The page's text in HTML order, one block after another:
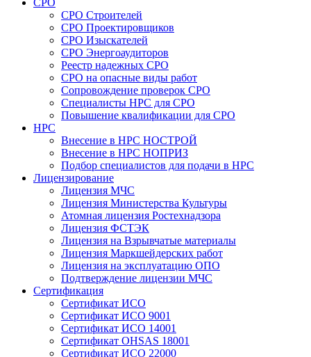
СРО
СРО Строителей
СРО Проектировщиков
СРО Изыскателей
СРО Энергоаудиторов
Реестр надежных СРО
СРО на опасные виды работ
Сопровождение проверок СРО
Специалисты НРС для СРО
Повышение квалификации для СРО
НРС
Внесение в НРС НОСТРОЙ
Внесение в НРС НОПРИЗ
Подбор специалистов для подачи в НРС
Лицензирование
Лицензия МЧС
Лицензия Министерства Культуры
Атомная лицензия Ростехнадзора
Лицензия ФСТЭК
Лицензия на Взрывчатые материалы
Лицензия Маркшейдерских работ
Лицензия на эксплуатацию ОПО
Подтверждение лицензии МЧС
Сертификация
Сертификат ИСО
Сертификат ИСО 9001
Сертификат ИСО 14001
Сертификат OHSAS 18001
Сертификат ИСО 22000